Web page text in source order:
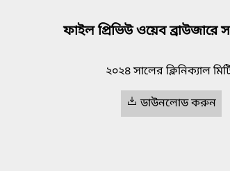
ফাইল প্রিভিউ ওয়েব ব্রাউজারে
২০২৪ সালের ক্লিনিক্যাল
ডাউনলোড করুন